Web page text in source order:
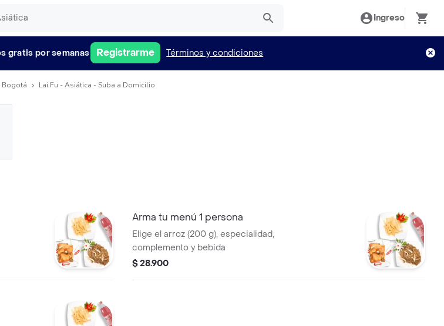
Ingreso
gratis por semanas Registrarme Términos y condiciones
Bogotá Lai Fu - Asiática - Suba a Domicilio
Arma tu menú 1 persona
Elige el arroz (200 g), especialidad,
complemento y bebida
$ 28.900